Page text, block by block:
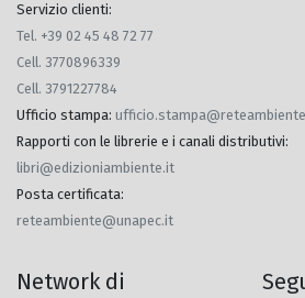
Servizio clienti:
Tel. +39 02 45 48 72 77
Cell. 3770896339
Cell. 3791227784
Ufficio stampa:
Rapporti con le librerie e i canali distributivi:
libri@edizioniambiente.it
Posta certificata:
reteambiente@unapec.it
Network di